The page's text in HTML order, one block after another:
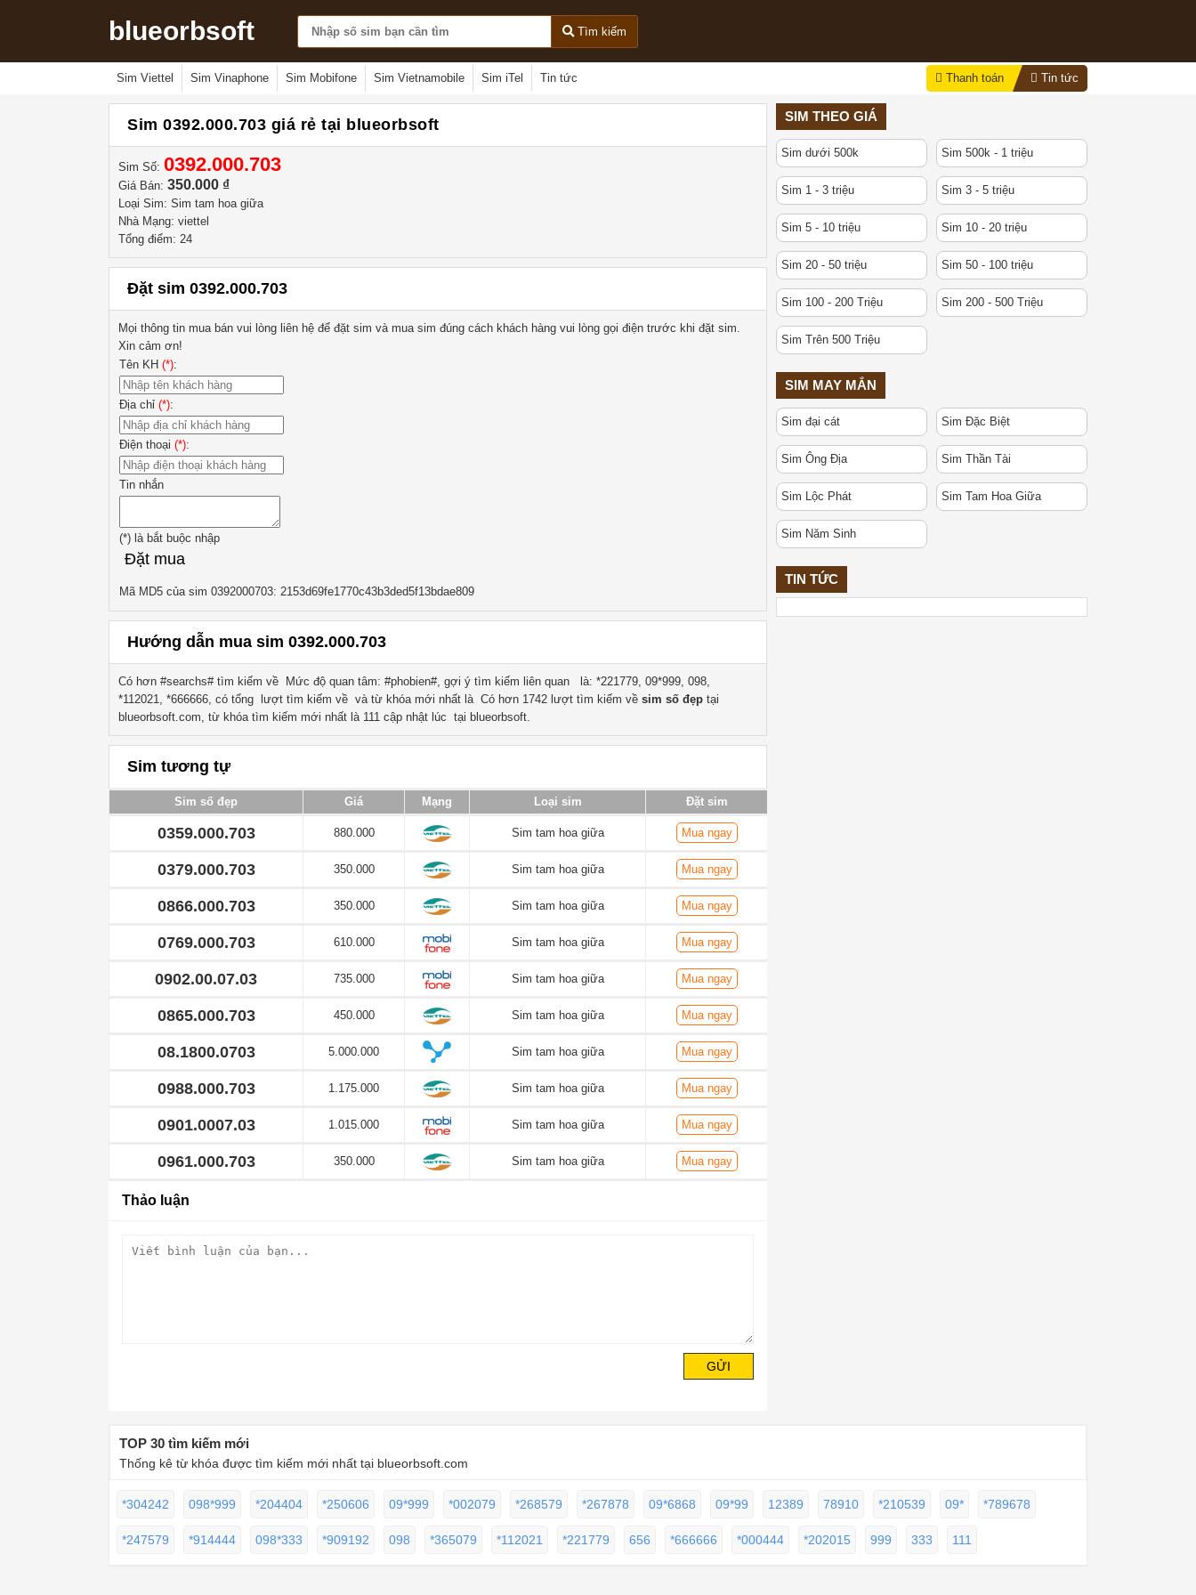
blueorbsoft Tìm kiếm
Sim Viettel Sim Vinaphone Sim Mobifone Sim Vietnamobile Sim iTel Tin tức Thanh toán Tin tức
Sim 0392.000.703 giá rẻ tại blueorbsoft
Sim Số: 0392.000.703
Giá Bán: 350.000 ₫
Loại Sim: Sim tam hoa giữa
Nhà Mạng: viettel
Tổng điểm: 24
Đặt sim 0392.000.703
Mọi thông tin mua bán vui lòng liên hệ để đặt sim và mua sim đúng cách khách hàng vui lòng gọi điện trước khi đặt sim.
Xin cảm ơn!
Tên KH (*):
Địa chỉ (*):
Điện thoại (*):
Tin nhắn
(*) là bắt buộc nhập
Đặt mua
Mã MD5 của sim 0392000703: 2153d69fe1770c43b3ded5f13bdae809
Hướng dẫn mua sim 0392.000.703
Có hơn #searchs# tìm kiếm về Mức độ quan tâm: #phobien#, gợi ý tìm kiếm liên quan là: *221779, 09*999, 098,
*112021, *666666, có tổng lượt tìm kiếm về và từ khóa mới nhất là Có hơn 1742 lượt tìm kiếm về sim số đẹp tại
blueorbsoft.com, từ khóa tìm kiếm mới nhất là 111 cập nhật lúc tại blueorbsoft.
Sim tương tự
Sim số đẹp Giá Mạng Loại sim Đặt sim
0359.000.703 880.000 Sim tam hoa giữa Mua ngay
0379.000.703 350.000 Sim tam hoa giữa Mua ngay
0866.000.703 350.000 Sim tam hoa giữa Mua ngay
0769.000.703 610.000 Sim tam hoa giữa Mua ngay
0902.00.07.03 735.000 Sim tam hoa giữa Mua ngay
0865.000.703 450.000 Sim tam hoa giữa Mua ngay
08.1800.0703 5.000.000 Sim tam hoa giữa Mua ngay
0988.000.703 1.175.000 Sim tam hoa giữa Mua ngay
0901.0007.03 1.015.000 Sim tam hoa giữa Mua ngay
0961.000.703 350.000 Sim tam hoa giữa Mua ngay
Thảo luận
GỬI
SIM THEO GIÁ
Sim dưới 500k Sim 500k - 1 triệu
Sim 1 - 3 triệu Sim 3 - 5 triệu
Sim 5 - 10 triệu Sim 10 - 20 triệu
Sim 20 - 50 triệu Sim 50 - 100 triệu
Sim 100 - 200 Triệu Sim 200 - 500 Triệu
Sim Trên 500 Triệu
SIM MAY MẮN
Sim đại cát Sim Đặc Biệt
Sim Ông Địa Sim Thần Tài
Sim Lộc Phát Sim Tam Hoa Giữa
Sim Năm Sinh
TIN TỨC
TOP 30 tìm kiếm mới
Thống kê từ khóa được tìm kiếm mới nhất tại blueorbsoft.com
*304242 098*999 *204404 *250606 09*999 *002079 *268579 *267878 09*6868 09*99 12389 78910 *210539 09* *789678
*247579 *914444 098*333 *909192 098 *365079 *112021 *221779 656 *666666 *000444 *202015 999 333 111